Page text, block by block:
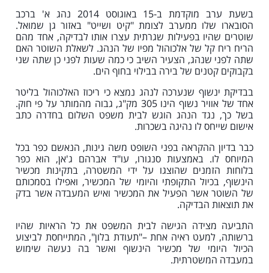
בשעת ערב מוקדמת ב-15 באוגוסט 2014 נהג א' ברכב
הסובארו שלו ממערב לצומת "קיט ושייט" באזור גן שמואל.
שוטרים שהיו בפעילות שגרתית עצרו אותו לבדיקה, אחד מהם
הריח ריח קל של אלכוהול מפיו של הנהג. לשאלת השוטר האם
שתה לפני שנהג, הצעיר השיב כי כמה שעות לפני כן שתה שני
בקבוקים קטנים של בירה בבילוי בחוף הים.
בבדיקת ינשוף שנערכה לנהג נמצא כי ריכוז האלכוהול בליטר
אחד של אוויר נשוף הינו 305 מק"ג, גבוה מהמותר על פי חוק.
בשל כך, נגד הנהג הוגש לבית משפט השלום בחדרה כתב
אישום שייחס לו נהיגה בשכרות.
כבר בדיון ההקראה בפני השופט משה גינות, הנאשם כפר בכל
המיוחס לו. באמצעות סנגורו, עו"ד אברהם ג'אן, הוא כפר
בלוחות הזמנים שהוצגו על ידי המשטרה, בתקינות מכשיר
הינשוף, בכיול התקופתי והיומי של המכשיר, ואפילו בסמכותם
של השוטר אשר הפעיל את המכשיר ואיש המעבדה אשר בדק
את תוצאות הבדיקה.
התביעה מצידה הגישה לבית המשפט את כל הראיות שהיו
ברשותה, למעט ראיה אחת –"תעודת בלון", המתייחסת לביצוע
הכיול היומי של מכשיר הינשוף ואשר בה נעשה שימוש
במעבדה המשטרתית.